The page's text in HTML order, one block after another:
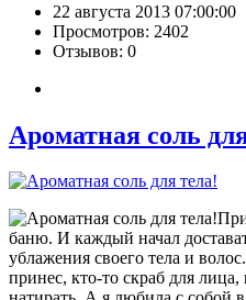
22 августа 2013 07:00:00
Просмотров: 2402
Отзывов: 0
Ароматная соль
баню. И каждый начал
ублажения своего тела и
принес, кто-то скраб для